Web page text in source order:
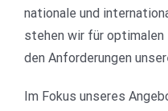
nationale und
stehen wir für optimalen
den Anforderungen
Im Fokus unseres